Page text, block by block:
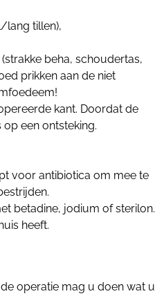
lang tillen),
beha, schoudertas,
prikken aan de niet
kant. Doordat de
een ontsteking.
voor antibiotica om mee te
betadine, jodium of sterilon.
heeft.
operatie mag u doen wat u